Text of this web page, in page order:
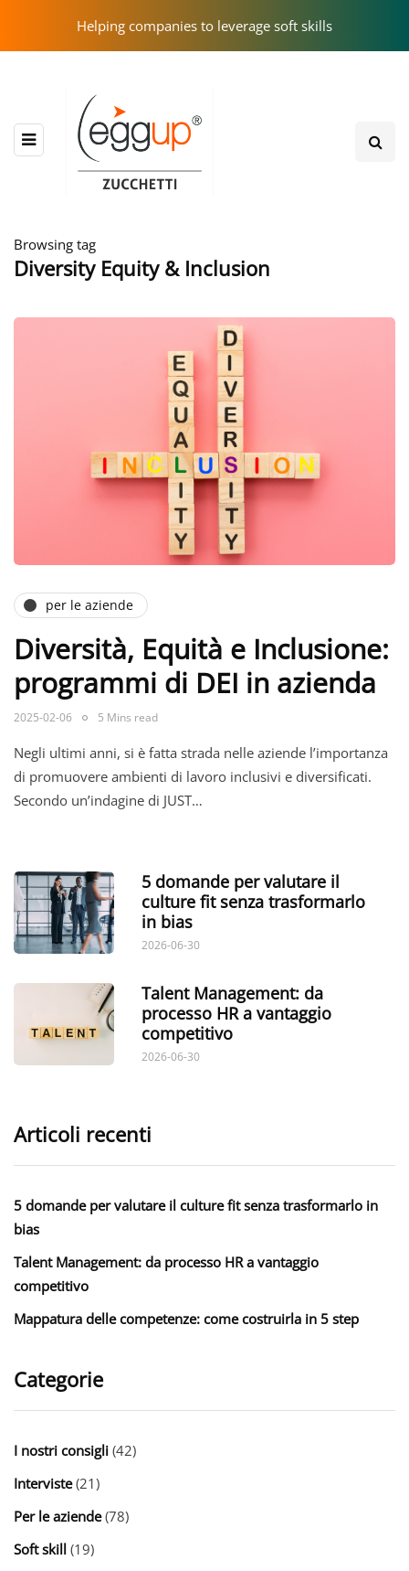
Helping companies to leverage soft skills
Browsing tag
Diversity Equity & Inclusion
per le aziende
Diversità, Equità e Inclusione:
programmi di DEI in azienda
2025-02-06 5 Mins read
Negli ultimi anni, si è fatta strada nelle aziende l’importanza
di promuovere ambienti di lavoro inclusivi e diversificati.
Secondo un’indagine di JUST…
5 domande per valutare il
culture fit senza trasformarlo
in bias
2026-06-30
Talent Management: da
processo HR a vantaggio
competitivo
2026-06-30
Articoli recenti
5 domande per valutare il culture fit senza trasformarlo in
bias
Talent Management: da processo HR a vantaggio
competitivo
Mappatura delle competenze: come costruirla in 5 step
Categorie
I nostri consigli (42)
Interviste(21)
Per le aziende(78)
Soft skill (19)